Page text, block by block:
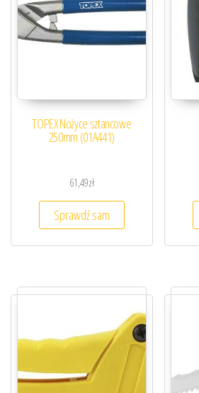
TOPEX Nożyce sztancowe
250mm (01A441)
61,49zł
Sprawdź sam